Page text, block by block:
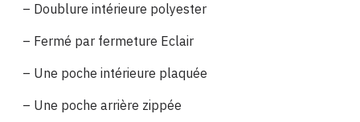
– Doublure intérieure polyester
– Fermé par fermeture Eclair
– Une poche intérieure plaquée
– Une poche arrière zippée